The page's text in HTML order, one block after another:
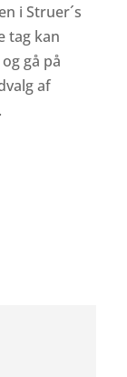
i Struer´s
tag kan
gå på
af